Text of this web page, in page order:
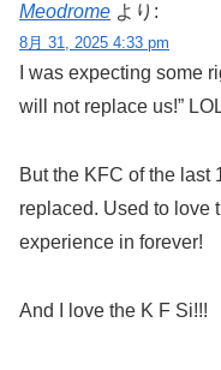
Meodrome より:
8月 31, 2025 4:33 pm
I was expecting some
will not replace us!”
But the KFC of the last
replaced. Used to love
experience in forever!
And I love the K F Si!!!